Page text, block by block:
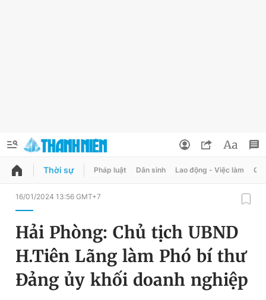
QUẢNG CÁO
Chuyên mục
Chuyên mục khác
Đổi mật khẩu
Tin đã lưu
Tin đã xem
Thời sự Pháp luật Dân sinh Lao động - Việc làm
16/01/2024 13:56 GMT+7
Hải Phòng: Chủ tịch UBND
H.Tiên Lãng làm Phó bí thư
Đảng ủy khối doanh nghiệp